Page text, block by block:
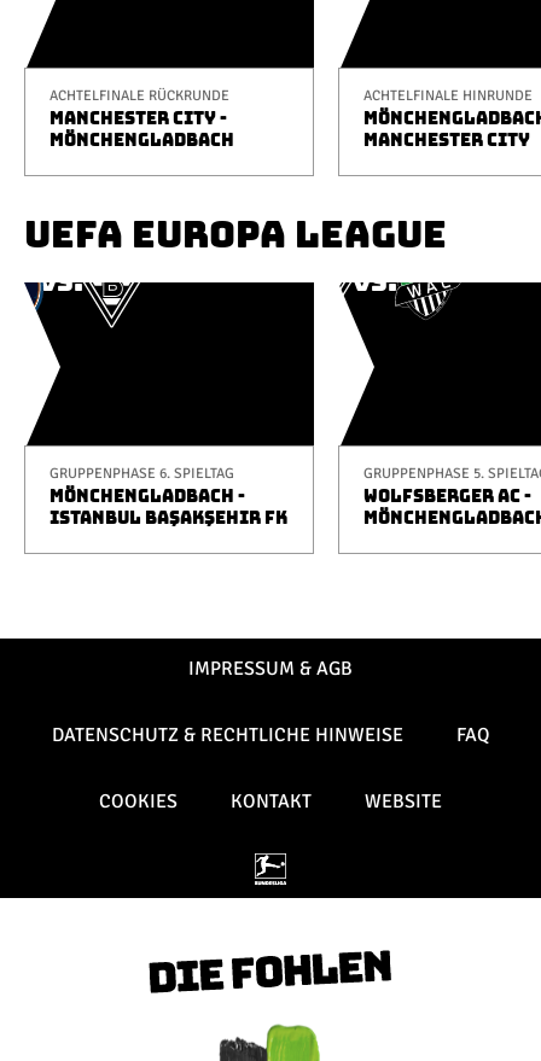
ACHTELFINALE RÜCKRUNDE
MANCHESTER CITY -
MÖNCHENGLADBACH
ACHTELFINALE HINRUNDE
MANCHESTER CITY
UEFA EUROPA LEAGUE
GRUPPENPHASE 6. SPIELTAG
MÖNCHENGLADBACH -
ISTANBUL BAŞAKŞEHIR FK
GRUPPENPHASE 5.
WOLFSBERGER AC -
IMPRESSUM & AGB
DATENSCHUTZ & RECHTLICHE HINWEISE FAQ
COOKIES KONTAKT WEBSITE